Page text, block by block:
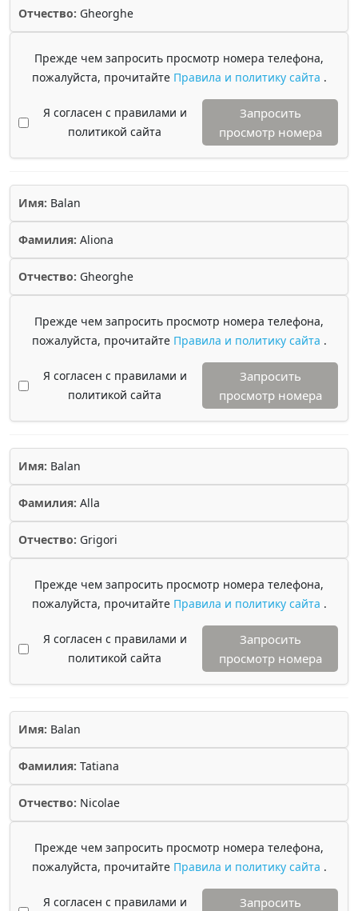
Отчество: Gheorghe
Прежде чем запросить просмотр номера телефона,
пожалуйста, прочитайте Правила и политику сайта .
Я согласен с правилами и
политикой сайта
Запросить
просмотр номера
Имя: Balan
Фамилия: Aliona
Отчество: Gheorghe
Прежде чем запросить просмотр номера телефона,
пожалуйста, прочитайте Правила и политику сайта .
Я согласен с правилами и
политикой сайта
Запросить
просмотр номера
Имя: Balan
Фамилия: Alla
Отчество: Grigori
Прежде чем запросить просмотр номера телефона,
пожалуйста, прочитайте Правила и политику сайта .
Я согласен с правилами и
политикой сайта
Запросить
просмотр номера
Имя: Balan
Фамилия: Tatiana
Отчество: Nicolae
Прежде чем запросить просмотр номера телефона,
пожалуйста, прочитайте Правила и политику сайта .
Я согласен с правилами и
Запросить